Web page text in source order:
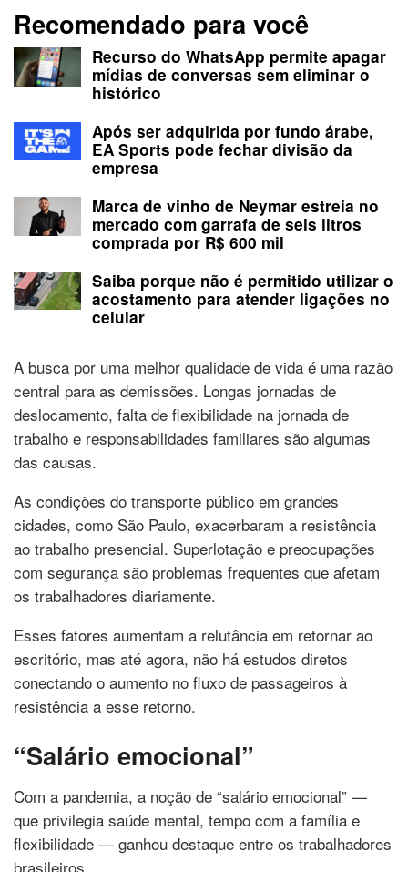
Recomendado para você
Recurso do WhatsApp permite apagar
mídias de conversas sem eliminar o
histórico
Após ser adquirida por fundo árabe,
EA Sports pode fechar divisão da
empresa
Marca de vinho de Neymar estreia no
mercado com garrafa de seis litros
comprada por R$ 600 mil
Saiba porque não é permitido utilizar o
acostamento para atender ligações no
celular
A busca por uma melhor qualidade de vida é uma razão
central para as demissões. Longas jornadas de
deslocamento, falta de flexibilidade na jornada de
trabalho e responsabilidades familiares são algumas
das causas.
As condições do transporte público em grandes
cidades, como São Paulo, exacerbaram a resistência
ao trabalho presencial. Superlotação e preocupações
com segurança são problemas frequentes que afetam
os trabalhadores diariamente.
Esses fatores aumentam a relutância em retornar ao
escritório, mas até agora, não há estudos diretos
conectando o aumento no fluxo de passageiros à
resistência a esse retorno.
“Salário emocional”
Com a pandemia, a noção de “salário emocional” —
que privilegia saúde mental, tempo com a família e
flexibilidade — ganhou destaque entre os trabalhadores
brasileiros.